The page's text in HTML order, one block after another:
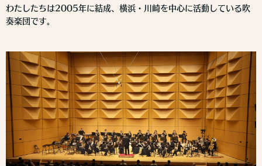
わたしたちは2005年に結成、横浜・川崎を中心に活動している吹
奏楽団です。